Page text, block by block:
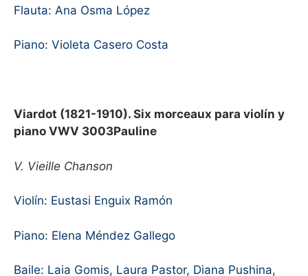
Flauta: Ana Osma López
Piano: Violeta Casero Costa
Viardot (1821-1910). Six morceaux para violín y
piano VWV 3003Pauline
V. Vieille Chanson
Violín: Eustasi Enguix Ramón
Piano: Elena Méndez Gallego
Baile: Laia Gomis, Laura Pastor, Diana Pushina,